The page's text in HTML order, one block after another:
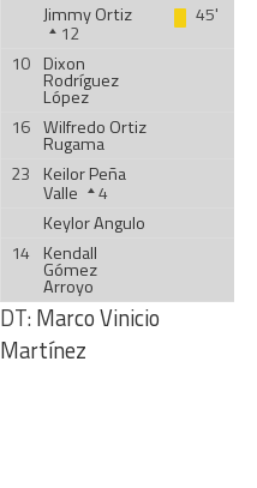
Jimmy Ortiz
12
45'
10 Dixon
Rodríguez
López
16 Wilfredo Ortiz
Rugama
23 Keilor Peña
Valle
4
Keylor Angulo
14 Kendall
Gómez
Arroyo
DT:Marco Vinicio
Martínez